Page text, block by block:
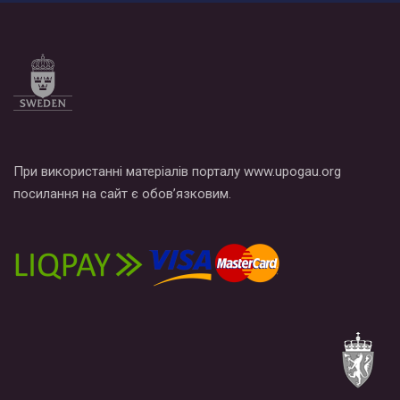
При використанні матеріалів порталу www.upogau.org
посилання на сайт є обов’язковим.